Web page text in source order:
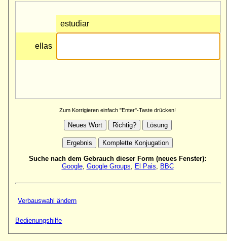
Zum Korrigieren einfach "Enter"-Taste drücken!
Suche nach dem Gebrauch dieser Form (neues Fenster):
Google, Google Groups El Pais BBC
Verbauswahl ändern
Bedienungshilfe